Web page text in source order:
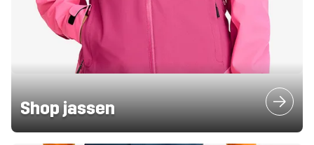
Shop jassen